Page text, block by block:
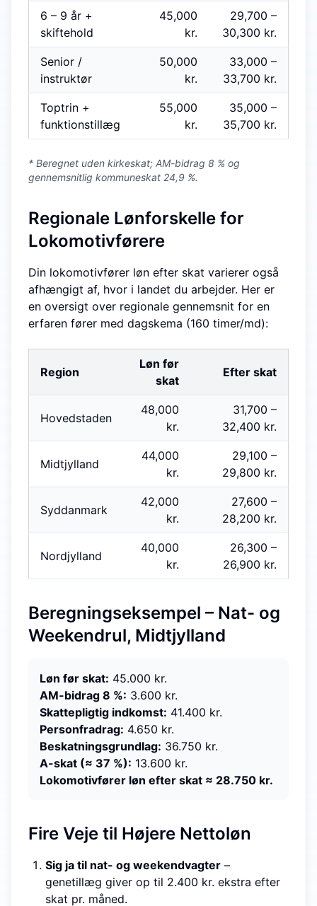
6 – 9 år +
skiftehold
45,000
kr.
29,700 –
30,300 kr.
Senior /
instruktør
50,000
kr.
33,000 –
33,700 kr.
Toptrin +
funktions­tillæg
55,000
kr.
35,000 –
35,700 kr.
* Beregnet uden kirkeskat; AM-bidrag 8 % og
gennemsnitlig kommuneskat 24,9 %.
Regionale Lønforskelle for
Lokomotivførere
Din lokomotivfører løn efter skat varierer også
afhængigt af, hvor i landet du arbejder. Her er
en oversigt over regionale gennemsnit for en
erfaren fører med dagskema (160 timer/md):
Region
Løn før
skat
Efter skat
Hovedstaden
48,000
kr.
31,700 –
32,400 kr.
Midtjylland
44,000
kr.
29,100 –
29,800 kr.
Syddanmark
42,000
kr.
27,600 –
28,200 kr.
Nordjylland
40,000
kr.
26,300 –
26,900 kr.
Beregningseksempel – Nat- og
Weekendrul, Midtjylland
Løn før skat: 45.000 kr.
AM-bidrag 8 %: 3.600 kr.
Skattepligtig indkomst: 41.400 kr.
Personfradrag: 4.650 kr.
Beskatningsgrundlag: 36.750 kr.
A-skat (≈ 37 %): 13.600 kr.
Lokomotivfører løn efter skat ≈ 28.750 kr.
Fire Veje til Højere Nettoløn
Sig ja til nat- og weekendvagter –
genetillæg giver op til 2.400 kr. ekstra efter
skat pr. måned.